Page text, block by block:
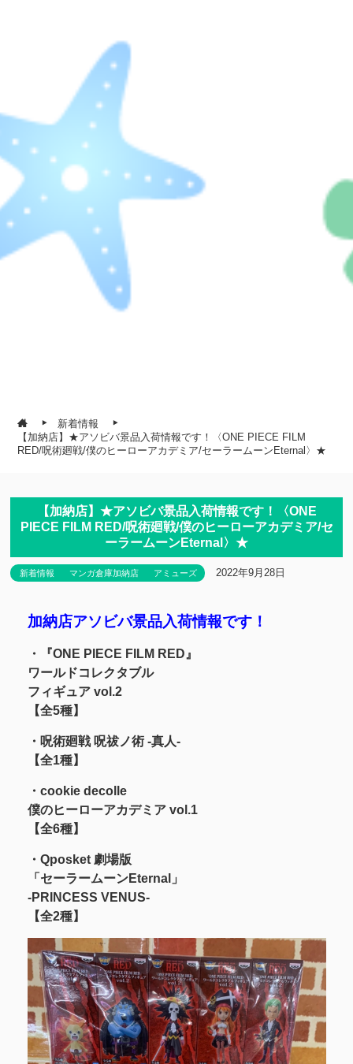
新着情報
【加納店】★アソビバ景品入荷情報です！〈ONE PIECE FILM
RED/呪術廻戦/僕のヒーローアカデミア/セーラームーンEternal〉★
【加納店】★アソビバ景品入荷情報です！〈ONE
PIECE FILM RED/呪術廻戦/僕のヒーローアカデミア/セ
ーラームーンEternal〉★
新着情報 マンガ倉庫加納店 アミューズ 2022年9月28日
加納店アソビバ景品入荷情報です！
・『ONE PIECE FILM RED』
ワールドコレクタブル
フィギュア vol.2
【全5種】
・呪術廻戦 呪祓ノ術 -真人-
【全1種】
・cookie decolle
僕のヒーローアカデミア vol.1
【全6種】
・Qposket 劇場版
「セーラームーンEternal」
-PRINCESS VENUS-
【全2種】